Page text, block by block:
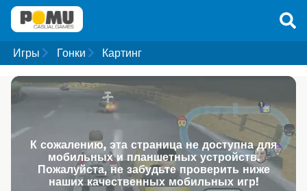
Игры Гонки Картинг
К сожалению, эта страница не доступна для
мобильных и планшетных устройств.
Пожалуйста, не забудьте проверить ниже
наших качественных мобильных игр!